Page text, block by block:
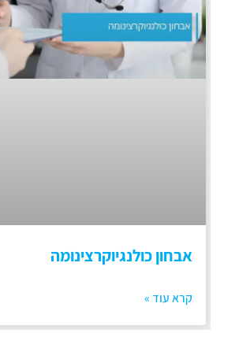
אבחון כולנגיוקרצינומה
קרא עוד »